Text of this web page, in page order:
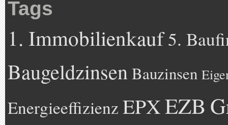
Tags
1. Immobilienkauf5.
BaugeldzinsenBauzinsen
Energieeffizienz EPXEZB